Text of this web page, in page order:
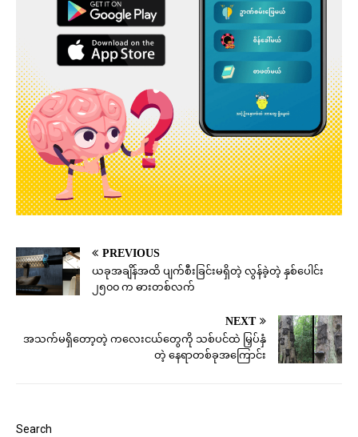
PREVIOUS
ယခုအချိန်အထိ ပျက်စီးခြင်းမရှိတဲ့ လွန်ခဲ့တဲ့ နှစ်ပေါင်း
၂၅၀၀ က ဓားတစ်လက်
NEXT
အသက်မရှိတော့တဲ့ ကလေးငယ်တွေကို သစ်ပင်ထဲ မြှပ်နှံ
တဲ့ နေရာတစ်ခုအကြောင်း
Search